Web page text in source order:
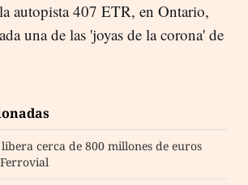
autopista 407 ETR, en Ontario,
una de las 'joyas de la corona' de
cerca de 800 millones de euros